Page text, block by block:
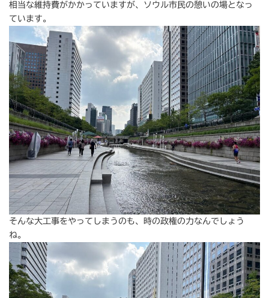
相当な維持費がかかっていますが、ソウル市民の憩いの場となっ
ています。
そんな大工事をやってしまうのも、時の政権の力なんでしょう
ね。